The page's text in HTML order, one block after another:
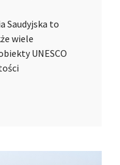
Saudyjska to
wiele
UNESCO